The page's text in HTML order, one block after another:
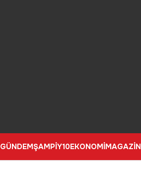
GÜNDEMŞAMPİY10EKONOMİMAGAZİN